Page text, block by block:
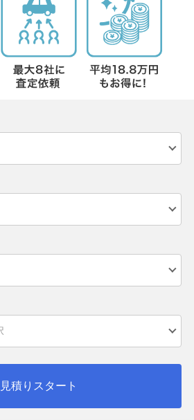
見積りスタート